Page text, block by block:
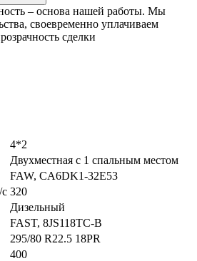
– основа нашей работы. Мы
своевременно уплачиваем
сделки
4*2
Двухместная с 1 спальным местом
FAW, CA6DK1-32E53
320
Дизельный
FAST, 8JS118TC-B
295/80 R22.5 18PR
400